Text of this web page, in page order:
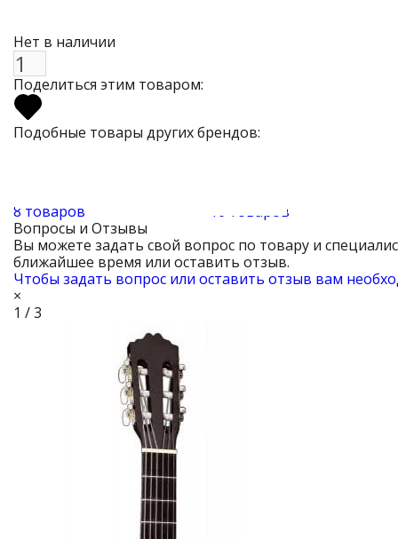
Нет в наличии
Поделиться этим товаром:
Подобные товары других брендов:
8 товаров
16 товаров
Вопросы и Отзывы
Вы можете задать свой вопрос по товару и
ближайшее время или оставить отзыв.
Чтобы задать вопрос или оставить отзыв вам
×
1 / 3